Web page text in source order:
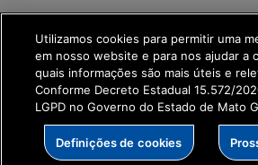
SETDIG | Secretaria-
Executiva de
Transformação Digital
get_footer();
Utilizamos cookies para permitir uma
em nosso website e para nos ajudar a
quais informações são mais úteis e
Conforme Decreto Estadual 15.572/
LGPD no Governo do Estado de Mato
Definições de cookies